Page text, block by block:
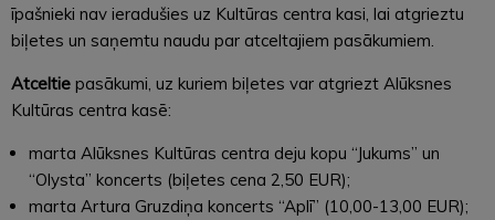
īpašnieki nav ieradušies uz Kultūras centra kasi, lai atgrieztu
biļetes un saņemtu naudu par atceltajiem pasākumiem.
Atceltie pasākumi, uz kuriem biļetes var atgriezt Alūksnes
Kultūras centra kasē:
marta Alūksnes Kultūras centra deju kopu “Jukums” un
“Olysta” koncerts (biļetes cena 2,50 EUR);
marta Artura Gruzdiņa koncerts “Aplī” (10,00-13,00 EUR);